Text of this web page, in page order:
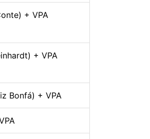
+ VPA
+ VPA
Bonfá) + VPA